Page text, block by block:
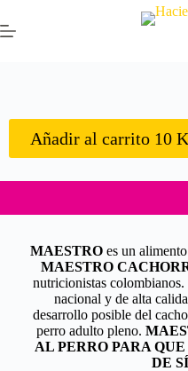
Añadir al carrito 10
MAESTROes un
MAESTRO
nutricionistas
nacional y de alta
desarrollo posible del
perro adulto pleno.
AL PERRO PARA
DE